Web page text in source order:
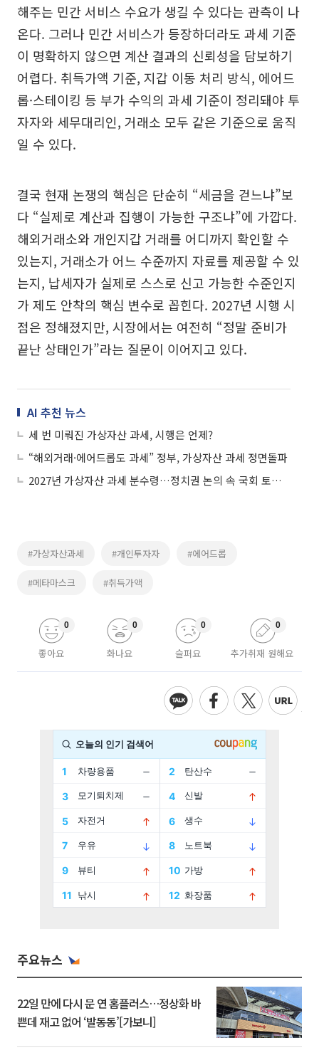
해주는 민간 서비스 수요가 생길 수 있다는 관측이 나
온다. 그러나 민간 서비스가 등장하더라도 과세 기준
이 명확하지 않으면 계산 결과의 신뢰성을 담보하기
어렵다. 취득가액 기준, 지갑 이동 처리 방식, 에어드
롭·스테이킹 등 부가 수익의 과세 기준이 정리돼야 투
자자와 세무대리인, 거래소 모두 같은 기준으로 움직
일 수 있다.
결국 현재 논쟁의 핵심은 단순히 “세금을 걷느냐”보
다 “실제로 계산과 집행이 가능한 구조냐”에 가깝다.
해외거래소와 개인지갑 거래를 어디까지 확인할 수
있는지, 거래소가 어느 수준까지 자료를 제공할 수 있
는지, 납세자가 실제로 스스로 신고 가능한 수준인지
가 제도 안착의 핵심 변수로 꼽힌다. 2027년 시행 시
점은 정해졌지만, 시장에서는 여전히 “정말 준비가
끝난 상태인가”라는 질문이 이어지고 있다.
AI 추천 뉴스
세 번 미뤄진 가상자산 과세, 시행은 언제?
“해외거래·에어드롭도 과세” 정부, 가상자산 과세 정면돌파
2027년 가상자산 과세 분수령…정치권 논의 속 국회 토론회 개최
#가상자산과세 #개인투자자 #에어드롭
#메타마스크 #취득가액
좋아요
0
화나요
0
슬퍼요
0
추가취재 원해요
0
주요뉴스
22일 만에 다시 문 연 홈플러스…정상화 바
쁜데 재고 없어 ‘발동동’[가보니]